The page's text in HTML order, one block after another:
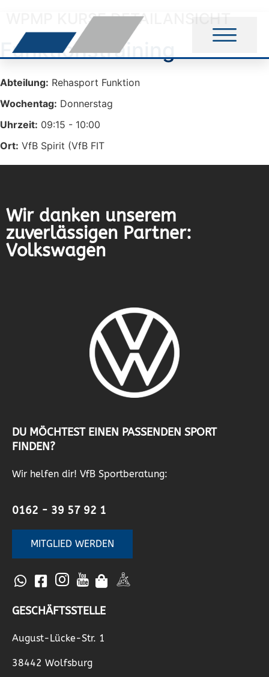
WPMP KURSE DETAILANSICHT
Funktionstraining
Abteilung: Rehasport Funktion
Wochentag: Donnerstag
Uhrzeit: 09:15 - 10:00
Ort: VfB Spirit (VfB FIT
Wir danken unserem
zuverlässigen Partner:
Volkswagen
DU MÖCHTEST EINEN PASSENDEN SPORT
FINDEN?
Wir helfen dir! VfB Sportberatung:
0162 - 39 57 92 1
MITGLIED WERDEN
GESCHÄFTSSTELLE
August-Lücke-Str. 1
38442 Wolfsburg